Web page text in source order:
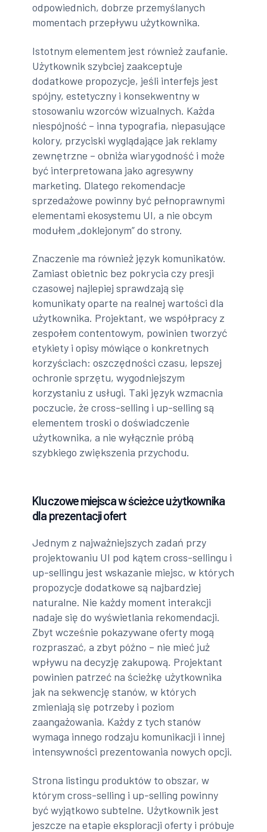
odpowiednich, dobrze przemyślanych
momentach przepływu użytkownika.
Istotnym elementem jest również zaufanie.
Użytkownik szybciej zaakceptuje
dodatkowe propozycje, jeśli interfejs jest
spójny, estetyczny i konsekwentny w
stosowaniu wzorców wizualnych. Każda
niespójność – inna typografia, niepasujące
kolory, przyciski wyglądające jak reklamy
zewnętrzne – obniża wiarygodność i może
być interpretowana jako agresywny
marketing. Dlatego rekomendacje
sprzedażowe powinny być pełnoprawnymi
elementami ekosystemu UI, a nie obcym
modułem „doklejonym” do strony.
Znaczenie ma również język komunikatów.
Zamiast obietnic bez pokrycia czy presji
czasowej najlepiej sprawdzają się
komunikaty oparte na realnej wartości dla
użytkownika. Projektant, we współpracy z
zespołem contentowym, powinien tworzyć
etykiety i opisy mówiące o konkretnych
korzyściach: oszczędności czasu, lepszej
ochronie sprzętu, wygodniejszym
korzystaniu z usługi. Taki język wzmacnia
poczucie, że cross-selling i up-selling są
elementem troski o doświadczenie
użytkownika, a nie wyłącznie próbą
szybkiego zwiększenia przychodu.
Kluczowe miejsca w ścieżce użytkownika
dla prezentacji ofert
Jednym z najważniejszych zadań przy
projektowaniu UI pod kątem cross-sellingu i
up-sellingu jest wskazanie miejsc, w których
propozycje dodatkowe są najbardziej
naturalne. Nie każdy moment interakcji
nadaje się do wyświetlania rekomendacji.
Zbyt wcześnie pokazywane oferty mogą
rozpraszać, a zbyt późno – nie mieć już
wpływu na decyzję zakupową. Projektant
powinien patrzeć na ścieżkę użytkownika
jak na sekwencję stanów, w których
zmieniają się potrzeby i poziom
zaangażowania. Każdy z tych stanów
wymaga innego rodzaju komunikacji i innej
intensywności prezentowania nowych opcji.
Strona listingu produktów to obszar, w
którym cross-selling i up-selling powinny
być wyjątkowo subtelne. Użytkownik jest
jeszcze na etapie eksploracji oferty i próbuje